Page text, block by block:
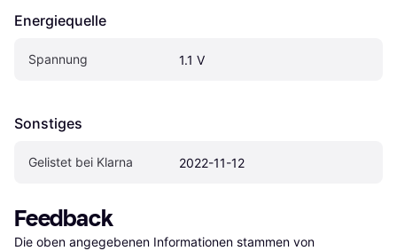
Energiequelle
Spannung 1.1 V
Sonstiges
Gelistet bei Klarna 2022-11-12
Feedback
Die oben angegebenen Informationen stammen von